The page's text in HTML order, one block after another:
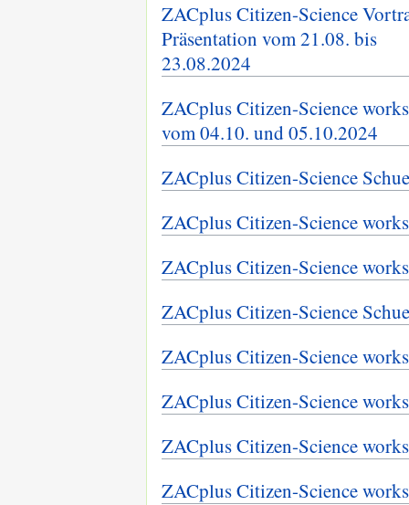
ZACplus Citizen-Science
Präsentation vom 21.08. bis
23.08.2024
ZACplus Citizen-Science
vom 04.10. und 05.10.2024
ZACplus Citizen-Science
ZACplus Citizen-Science
ZACplus Citizen-Science
ZACplus Citizen-Science
ZACplus Citizen-Science
ZACplus Citizen-Science
ZACplus Citizen-Science
ZACplus Citizen-Science